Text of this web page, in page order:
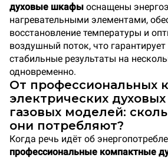
духовые шкафы оснащены
нагревательными элементами,
восстановление температуры и
воздушный поток, что
стабильные результаты на
одновременно.
От профессиональных
электрических
газовых моделей:
они потребляют?
Когда речь идёт об
профессиональные компактные